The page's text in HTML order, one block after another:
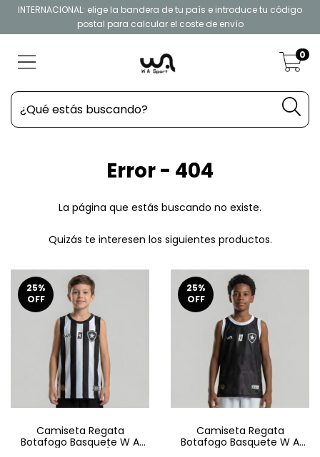
INTERNACIONAL: elige la bandera de tu país e introduce tu código
postal para calcular el coste de envío
0
Error - 404
La página que estás buscando no existe.
Quizás te interesen los siguientes productos.
25%
OFF
Camiseta Regata
Botafogo Basquete W A
25%
OFF
Camiseta Regata
Botafogo Basquete W A